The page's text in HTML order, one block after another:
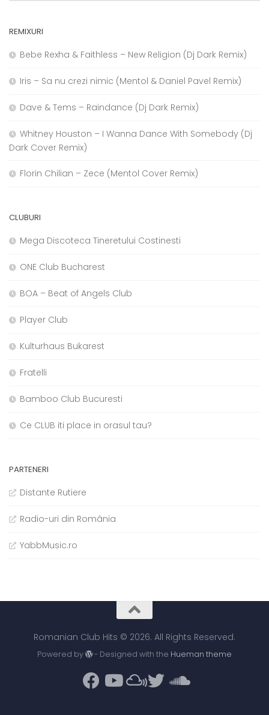
REMIXURI
Bebe Rexha & Faithless – New Religion (Dj Dark Remix)
Iris – Sa nu crezi nimic (Mentol & Daniel Pavel Remix)
Dave & Tems – Raindance (Dj Dark Remix)
Whitney Houston – I Wanna Dance With Somebody (Dj
Dark Cover Remix)
Florin Chilian – Zece (Mentol Cover Remix)
CLUBURI
Mega Discoteca Tineretului Costinesti
ONE Club Bucharest
BOA – Beat of Angels Club
Player Club
Kulturhaus Bukarest
Fratelli
Bamboo Club Bucuresti
Ce CLUB iti place in orasul tau?
PARTENERI
Distante Rutiere
Radio-uri din România
YabbMusic.ro
Romanian Club Hits © 2026. All Rights Reserved.
Powered by - Designed with the Hueman theme